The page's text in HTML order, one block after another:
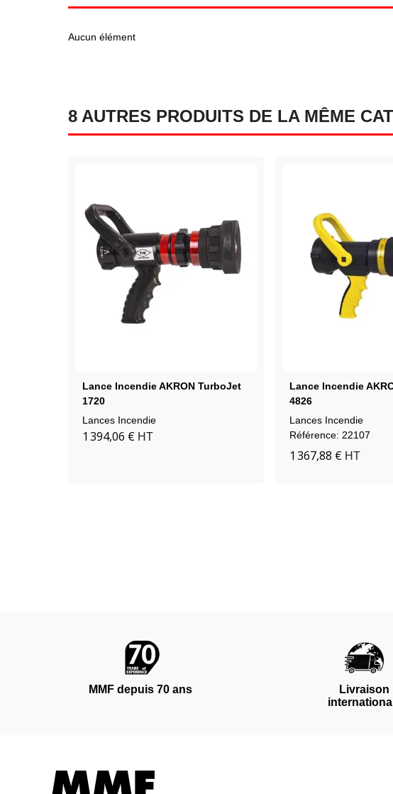
Aucun élément
8 AUTRES PRODUITS DE LA MÊME
Lance Incendie AKRON TurboJet
1720
Lances Incendie
1 394,06 € HT
Lance Incendie
4826
Lances Incendie
Référence: 22107
1 367,88 € HT
MMF depuis 70 ans
Livraison